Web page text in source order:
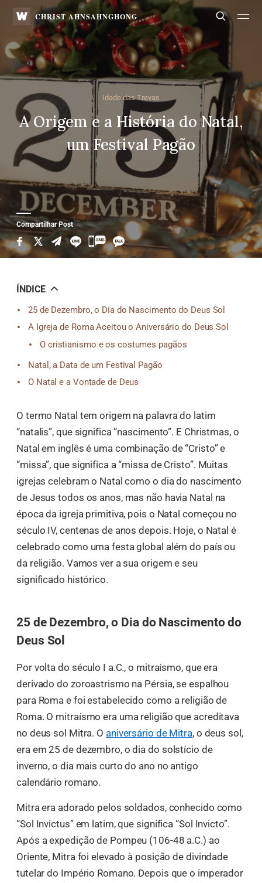
WATVCHRIST AHNSAHNGHONG Search
Idade das Trevas
A Origem e a História do Natal,
um Festival Pagão
Compartilhar Post
카
카
ÍNDICE
25 de Dezembro, o Dia do Nascimento do Deus Sol
A Igreja de Roma Aceitou o Aniversário do Deus Sol
O cristianismo e os costumes pagãos
Natal, a Data de um Festival Pagão
O Natal e a Vontade de Deus
O termo Natal tem origem na palavra do latim
“natalis”, que significa “nascimento”. E Christmas, o
Natal em inglês é uma combinação de “Cristo” e
“missa”, que significa a “missa de Cristo”. Muitas
igrejas celebram o Natal como o dia do nascimento
de Jesus todos os anos, mas não havia Natal na
época da igreja primitiva, pois o Natal começou no
século IV, centenas de anos depois. Hoje, o Natal é
celebrado como uma festa global além do país ou
da religião. Vamos ver a sua origem e seu
significado histórico.
25 de Dezembro, o Dia do Nascimento do
Deus Sol
Por volta do século I a.C., o mitraísmo, que era
derivado do zoroastrismo na Pérsia, se espalhou
para Roma e foi estabelecido como a religião de
Roma. O mitraísmo era uma religião que acreditava
no deus sol Mitra. O aniversário de Mitra, o deus sol,
era em 25 de dezembro, o dia do solstício de
inverno, o dia mais curto do ano no antigo
calendário romano.
Mitra era adorado pelos soldados, conhecido como
“Sol Invictus” em latim, que significa “Sol Invicto”.
Após a expedição de Pompeu (106-48 a.C.) ao
Oriente, Mitra foi elevado à posição de divindade
tutelar do Império Romano. Depois que o imperador